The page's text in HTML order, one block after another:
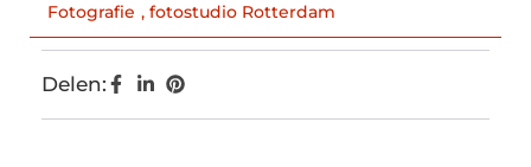
Fotografie , fotostudio Rotterdam
Delen: